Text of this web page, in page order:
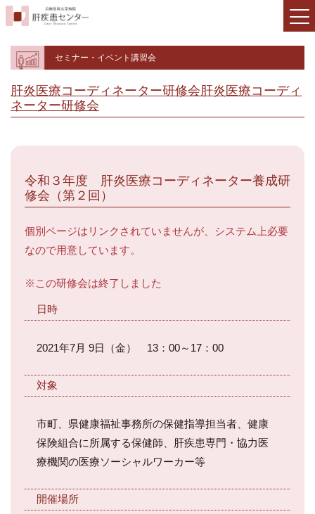
セミナー・イベント講習会
肝炎医療コーディネーター研修会肝炎医療コーディ
ネーター研修会
令和３年度 肝炎医療コーディネーター養成研
修会（第２回）
個別ページはリンクされていませんが、システム上必要
なので用意しています。
※この研修会は終了しました
日時
2021年7月 9日（金） 13 ： 00～ 17 ： 00
対象
市町、県健康福祉事務所の保健指導担当者、健康
保険組合に所属する保健師、肝疾患専門・協力医
療機関の医療ソーシャルワーカー等
開催場所